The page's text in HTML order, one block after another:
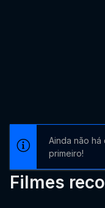
Ainda não
primeiro!
Filmes